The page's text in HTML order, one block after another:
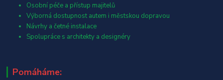
Osobní péče a přístup majitelů
Výborná dostupnost autem i městskou dopravou
Návrhy a četné instalace
Spolupráce s architekty a designéry
Pomáháme: